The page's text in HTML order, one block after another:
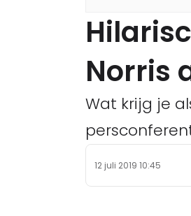
Norris
Wat krijg je
12 juli 2019 10:45